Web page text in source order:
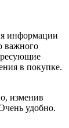
информации
важного
в покупке.
изменив
удобно.